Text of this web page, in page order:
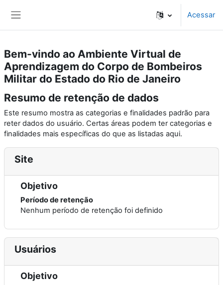
Acessar
Bem-vindo ao Ambiente Virtual de
Aprendizagem do Corpo de Bombeiros
Militar do Estado do Rio de Janeiro
Resumo de retenção de dados
Este resumo mostra as categorias e finalidades padrão para
reter dados do usuário. Certas áreas podem ter categorias e
finalidades mais específicas do que as listadas aqui.
Site
Objetivo
Período de retenção
Nenhum período de retenção foi definido
Usuários
Objetivo